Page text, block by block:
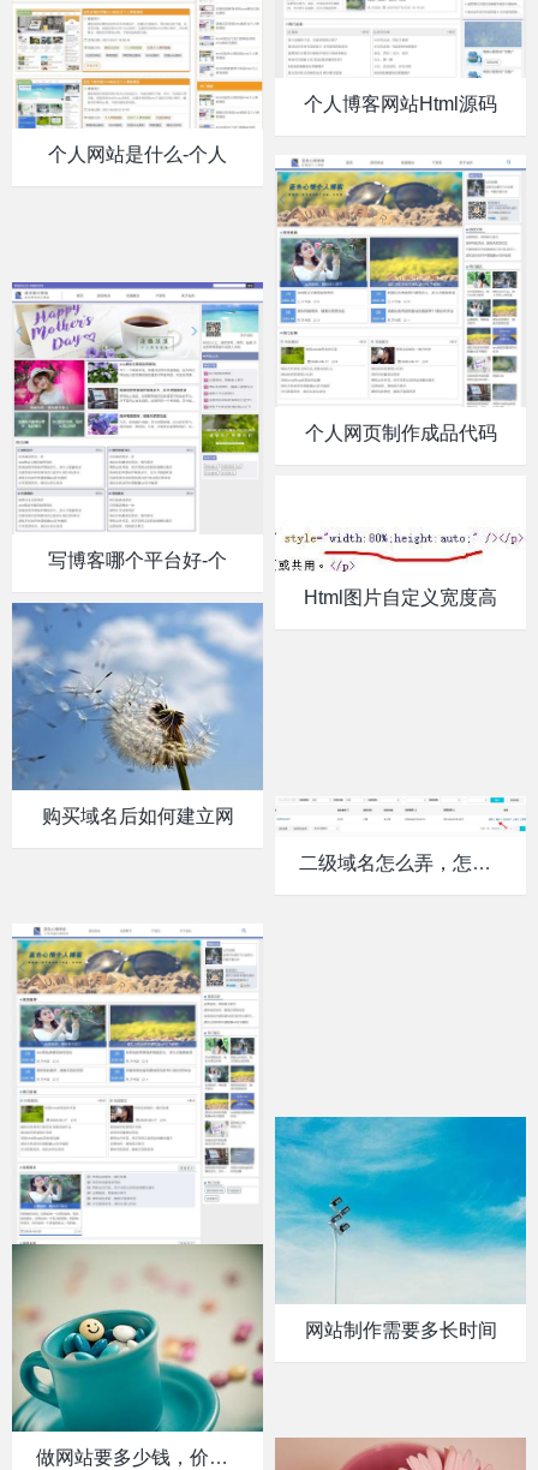
个人博客网站html源码
个人网站是什么-个人
个人网页制作成品代码
写博客哪个平台好-个
Html图片自定义宽度高
购买域名后如何建立网
二级域名怎么弄，怎么申
建设网站的意义和作用
网站制作需要多长时间
做网站要多少钱，价格是